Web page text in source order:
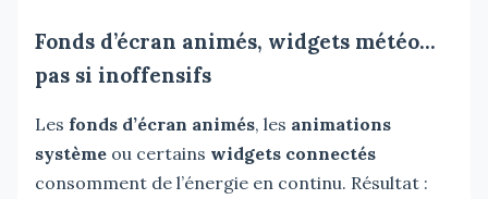
Fonds d’écran animés, widgets météo…
pas si inoffensifs
Les fonds d’écran animés, les animations
système ou certains widgets connectés
consomment de l’énergie en continu. Résultat :